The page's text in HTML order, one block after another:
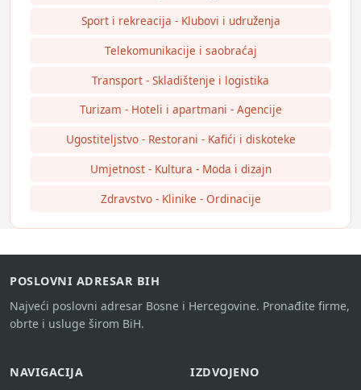
Sport i rekreacija - Klubovi i udruženja
Telekomunikacije i saobraćaj
Transport - Skladištenje i logistika
Turizam - Hoteli i apartmani - Agencije
Ugostiteljstvo - Restorani - Kafići i diskoteke
Umjetnost - Kultura - Moda i dizajn
Zdravstvo - Klinike - Ordinacije
POSLOVNI ADRESAR BIH
Najveći poslovni adresar Bosne i Hercegovine. Pronađite firme,
obrte i usluge širom BiH.
NAVIGACIJA
IZDVOJENO